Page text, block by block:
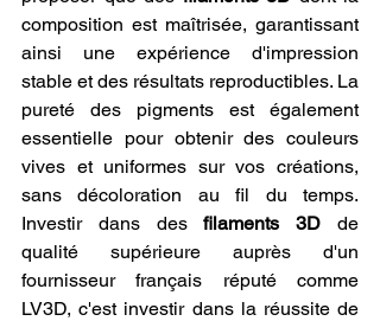
composition est maîtrisée, garantissant
ainsi une expérience d'impression
stable et des résultats reproductibles. La
pureté des pigments est également
essentielle pour obtenir des couleurs
vives et uniformes sur vos créations,
sans décoloration au fil du temps.
Investir dans des filaments 3D de
qualité supérieure auprès d'un
fournisseur français réputé comme
LV3D, c'est investir dans la réussite de